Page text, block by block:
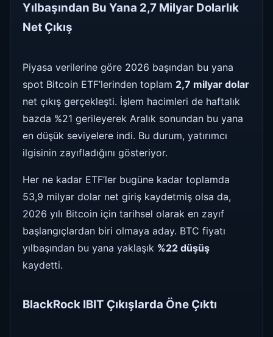
Yılbaşından Bu Yana 2,7 Milyar Dolarlık
Net Çıkış
Piyasa verilerine göre 2026 başından bu yana
spot Bitcoin ETF’lerinden toplam 2,7 milyar dolar
net çıkış gerçekleşti. İşlem hacimleri de haftalık
bazda %21 gerileyerek Aralık sonundan bu yana
en düşük seviyelere indi. Bu durum, yatırımcı
ilgisinin zayıfladığını gösteriyor.
Her ne kadar ETF’ler bugüne kadar toplamda
53,9 milyar dolar net giriş kaydetmiş olsa da,
2026 yılı Bitcoin için tarihsel olarak en zayıf
başlangıçlardan biri olmaya aday. BTC fiyatı
yılbaşından bu yana yaklaşık %22 düşüş
kaydetti.
BlackRock IBIT Çıkışlarda Öne Çıktı